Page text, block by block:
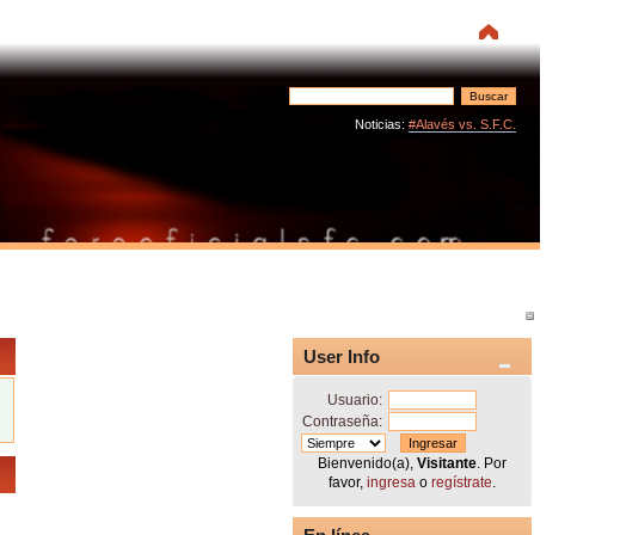
Noticias: #Alavés vs. S.F.C.
User Info
Usuario:
Contraseña:
Bienvenido(a),Visitante . Por
favor,ingresa oregístrate